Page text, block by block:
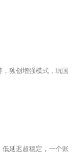
独创增强模式，玩国
延迟超稳定，一个账